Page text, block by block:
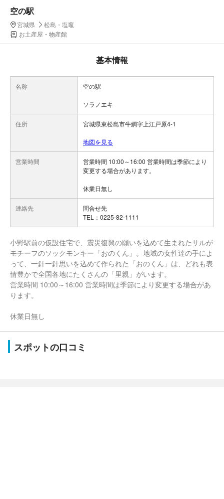
空の駅
宮城県
松島・塩竈
お土産屋・物産館
基本情報
名称 空の駅
ソラノエキ
住所 宮城県東松島市牛網字上江戸原4-1
地図を見る
営業時間
営業時間 10:00～16:00 営業時間は季節により
変更する場合があります。
休業日無し
連絡先
問合せ先
TEL：0225-82-1111
小野駅前の仮設住宅で、震災復興の願いを込めて生まれたサルが
モチーフのソックモンキー「おのくん」。地域の女性達の手によ
って、一針一針思いを込めて作られた「おのくん」は、どれも表
情豊かで全国各地にたくさんの「里親」がいます。
営業時間 10:00～16:00 営業時間は季節により変更する場合があ
ります。
休業日無し
スポットの口コミ